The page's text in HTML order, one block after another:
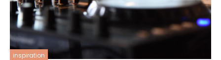
inspiration